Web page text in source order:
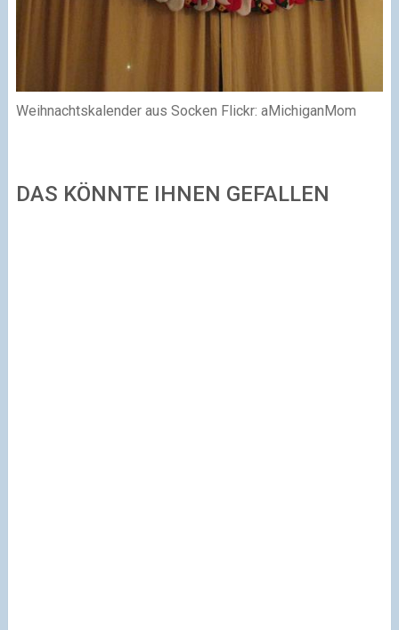
Weihnachtskalender aus Socken Flickr: aMichiganMom
DAS KÖNNTE IHNEN GEFALLEN